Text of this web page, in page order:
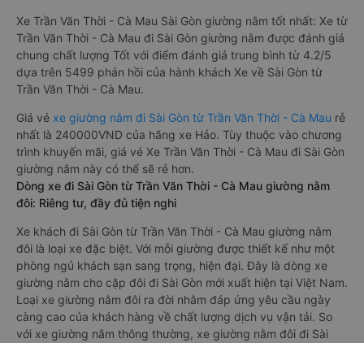
Xe Trần Văn Thời - Cà Mau Sài Gòn giường nằm tốt nhất: Xe từ
Trần Văn Thời - Cà Mau đi Sài Gòn giường nằm được đánh giá
chung chất lượng Tốt với điểm đánh giá trung bình từ 4.2/5
dựa trên 5499 phản hồi của hành khách Xe về Sài Gòn từ
Trần Văn Thời - Cà Mau.
Giá vé xe giường nằm đi Sài Gòn từ Trần Văn Thời - Cà Mau rẻ
nhất là 240000VND của hãng xe Hảo. Tùy thuộc vào chương
trình khuyến mãi, giá vé Xe Trần Văn Thời - Cà Mau đi Sài Gòn
giường nằm này có thể sẽ rẻ hơn.
Dòng xe đi Sài Gòn từ Trần Văn Thời - Cà Mau giường nằm
đôi: Riêng tư, đầy đủ tiện nghi
Xe khách đi Sài Gòn từ Trần Văn Thời - Cà Mau giường nằm
đôi là loại xe đặc biệt. Với mỗi giường được thiết kế như một
phòng ngủ khách sạn sang trọng, hiện đại. Đây là dòng xe
giường nằm cho cặp đôi đi Sài Gòn mới xuất hiện tại Việt Nam.
Loại xe giường nằm đôi ra đời nhằm đáp ứng yêu cầu ngày
càng cao của khách hàng về chất lượng dịch vụ vận tải. So
với xe giường nằm thông thường, xe giường nằm đôi đi Sài